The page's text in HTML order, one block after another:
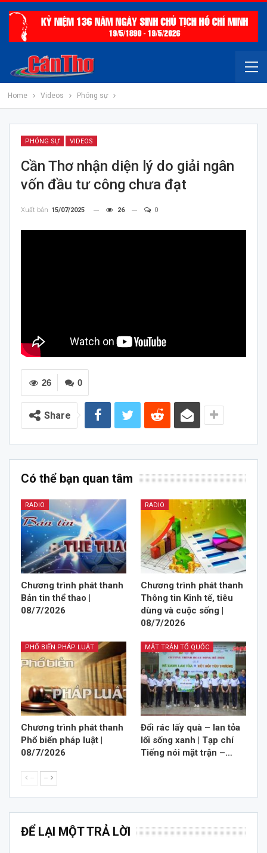
Home Videos Phóng sự
PHÓNG SỰ VIDEOS
Cần Thơ nhận diện lý do giải ngân
vốn đầu tư công chưa đạt
Xuất bản 15/07/2025 26 0
0
26
Share
Có thể bạn quan tâm
RADIO
Chương trình phát thanh
Bản tin thể thao |
08/7/2026
RADIO
Chương trình phát thanh
Thông tin Kinh tế, tiêu
dùng và cuộc sống |
08/7/2026
PHỔ BIẾN PHÁP LUẬT
Chương trình phát thanh
Phổ biến pháp luật |
08/7/2026
MẶT TRẬN TỔ QUỐC
Đổi rác lấy quà – lan tỏa
lối sống xanh | Tạp chí
Tiếng nói mặt trận –…
-- --
ĐỂ LẠI MỘT TRẢ LỜI